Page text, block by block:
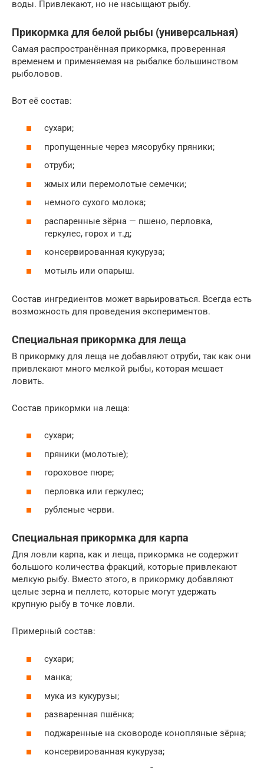
воды. Привлекают, но не насыщают рыбу.
Прикормка для белой рыбы (универсальная)
Самая распространённая прикормка, проверенная
временем и применяемая на рыбалке большинством
рыболовов.
Вот её состав:
сухари;
пропущенные через мясорубку пряники;
отруби;
жмых или перемолотые семечки;
немного сухого молока;
распаренные зёрна — пшено, перловка,
геркулес, горох и т.д;
консервированная кукуруза;
мотыль или опарыш.
Состав ингредиентов может варьироваться. Всегда есть
возможность для проведения экспериментов.
Специальная прикормка для леща
В прикормку для леща не добавляют отруби, так как они
привлекают много мелкой рыбы, которая мешает
ловить.
Состав прикормки на леща:
сухари;
пряники (молотые);
гороховое пюре;
перловка или геркулес;
рубленые черви.
Специальная прикормка для карпа
Для ловли карпа, как и леща, прикормка не содержит
большого количества фракций, которые привлекают
мелкую рыбу. Вместо этого, в прикормку добавляют
целые зерна и пеллетс, которые могут удержать
крупную рыбу в точке ловли.
Примерный состав:
сухари;
манка;
мука из кукурузы;
разваренная пшёнка;
поджаренные на сковороде конопляные зёрна;
консервированная кукуруза;